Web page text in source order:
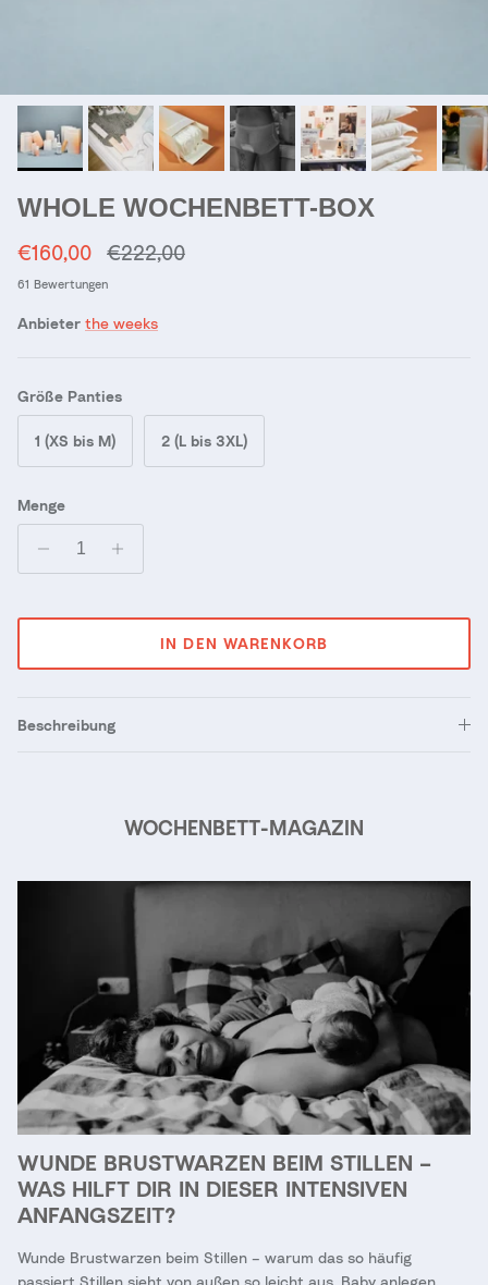
WHOLE WOCHENBETT-BOX
Verkaufspreis
€160,00 Normaler Preis
€222,00
61 Bewertungen
Anbieter the weeks
Größe Panties
1 (XS bis M) 2 (L bis 3XL)
Menge
IN DEN WARENKORB
Beschreibung
WOCHENBETT-MAGAZIN
WUNDE BRUSTWARZEN BEIM STILLEN –
WAS HILFT DIR IN DIESER INTENSIVEN
ANFANGSZEIT?
Wunde Brustwarzen beim Stillen – warum das so häufig